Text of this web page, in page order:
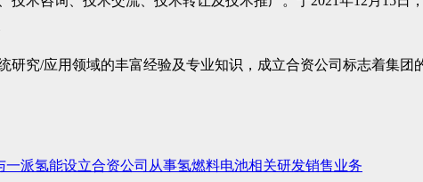
究/应用领域的丰富经验及专业知识，成立合资公司标志着集
一派氢能设立合资公司从事氢燃料电池相关研发销售业务